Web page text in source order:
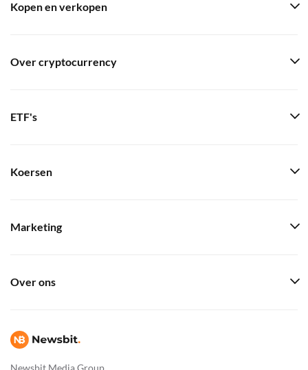
Newsbit Media Group
Kopen en verkopen
Over cryptocurrency
ETF's
Koersen
Marketing
Over ons